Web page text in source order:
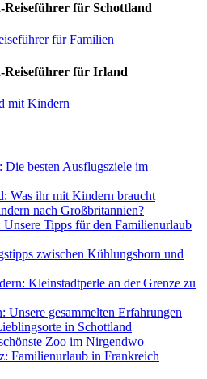
für Schottland
Reiseführer für Irland
besten Ausflugsziele im
Was ihr mit Kindern braucht
nach Großbritannien?
Tipps für den Familienurlaub
zwischen Kühlungsborn und
Kleinstadtperle an der Grenze zu
Unsere gesammelten Erfahrungen
in Schottland
Zoo im Nirgendwo
Familienurlaub in Frankreich